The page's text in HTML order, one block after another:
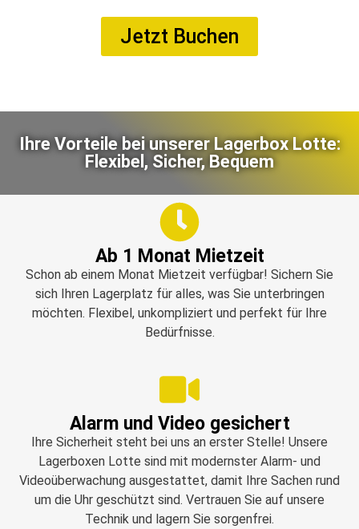
Jetzt Buchen
Ihre Vorteile bei unserer Lagerbox Lotte:
Flexibel, Sicher, Bequem
Ab 1 Monat Mietzeit
Schon ab einem Monat Mietzeit verfügbar! Sichern Sie
sich Ihren Lagerplatz für alles, was Sie unterbringen
möchten. Flexibel, unkompliziert und perfekt für Ihre
Bedürfnisse.
Alarm und Video gesichert
Ihre Sicherheit steht bei uns an erster Stelle! Unsere
Lagerboxen Lotte sind mit modernster Alarm- und
Videoüberwachung ausgestattet, damit Ihre Sachen rund
um die Uhr geschützt sind. Vertrauen Sie auf unsere
Technik und lagern Sie sorgenfrei.